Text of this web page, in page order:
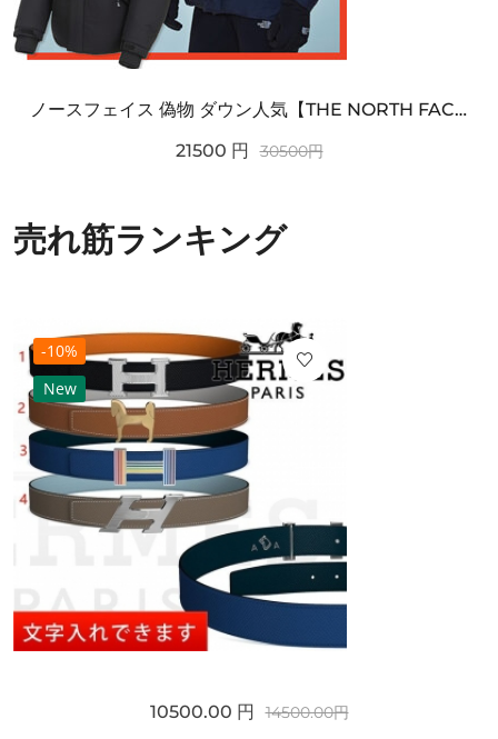
ノースフェイス 偽物 ダウン人気【THE NORTH FACE】M'S 7 SUMMIT HIM...
21500 円 30500円
売れ筋ランキング
-10%
New
10500.00 円 14500.00円